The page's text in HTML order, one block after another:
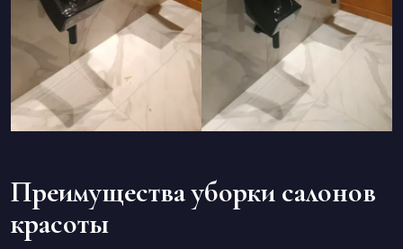
Преимущества уборки салонов
красоты